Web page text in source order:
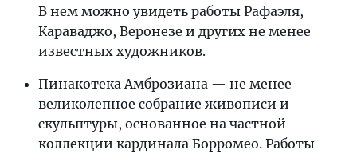
В нем можно увидеть работы Рафаэля,
Караваджо, Веронезе и других не менее
известных художников.
Пинакотека Амброзиана — не менее
великолепное собрание живописи и
скульптуры, основанное на частной
коллекции кардинала Борромео. Работы